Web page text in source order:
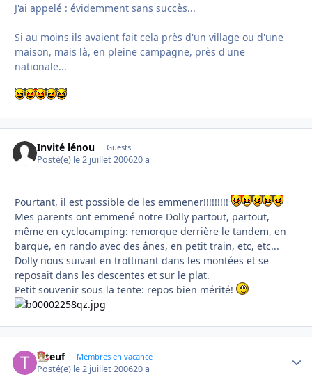
J'ai appelé : évidemment sans succès...
Si au moins ils avaient fait cela près d'un village ou d'une
maison, mais là, en pleine campagne, près d'une
nationale...
Invité lénou Guests
Posté(e) le 2 juillet 200620 a
Pourtant, il est possible de les emmener!!!!!!!!!
Mes parents ont emmené notre Dolly partout, partout,
même en cyclocamping: remorque derrière le tandem, en
barque, en rando avec des ânes, en petit train, etc, etc...
Dolly nous suivait en trottinant dans les montées et se
reposait dans les descentes et sur le plat.
Petit souvenir sous la tente: repos bien mérité!
Titeuf Membres en vacance
Posté(e) le 2 juillet 200620 a